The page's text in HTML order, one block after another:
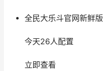
全民大乐斗官网新鲜版
今天26人配置
立即查看